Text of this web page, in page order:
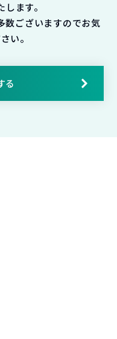
ます。
数ございますのでお気
い。
る